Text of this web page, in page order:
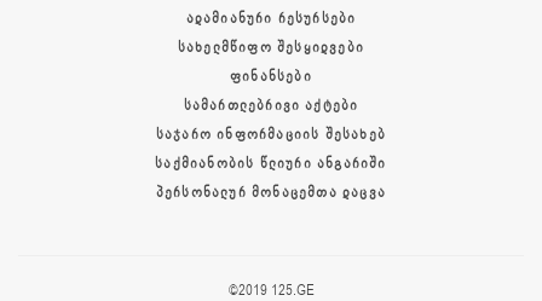
ᲐᲓᲐᲛᲘᲐᲜᲣᲠᲘ ᲠᲔᲡᲣᲠᲡᲔᲑᲘ
ᲡᲐᲮᲔᲚᲛᲬᲘᲤᲝ ᲨᲔᲡᲧᲘᲓᲕᲔᲑᲘ
ᲤᲘᲜᲐᲜᲡᲔᲑᲘ
ᲡᲐᲛᲐᲠᲗᲚᲔᲑᲠᲘᲕᲘ ᲐᲥᲢᲔᲑᲘ
ᲡᲐᲯᲐᲠᲝ ᲘᲜᲤᲝᲠᲛᲐᲪᲘᲘᲡ ᲨᲔᲡᲐᲮᲔᲑ
ᲡᲐᲥᲛᲘᲐᲜᲝᲑᲘᲡ ᲬᲚᲘᲣᲠᲘ ᲐᲜᲒᲐᲠᲘᲨᲘ
ᲞᲔᲠᲡᲝᲜᲐᲚᲣᲠ ᲛᲝᲜᲐᲪᲔᲛᲗᲐ ᲓᲐᲪᲕᲐ
©2019 125.GE